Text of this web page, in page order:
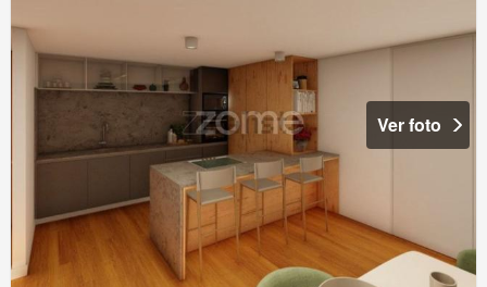
Ver foto